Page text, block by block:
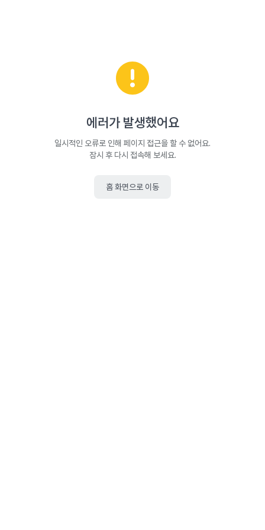
에러가 발생했어요
일시적인 오류로 인해 페이지 접근을 할 수 없어요.
잠시 후 다시 접속해 보세요.
홈 화면으로 이동